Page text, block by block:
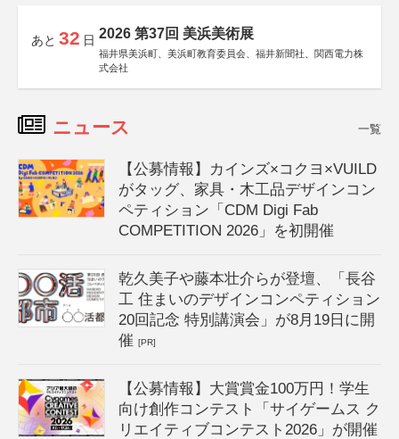
あと 32 日 2026 第37回 美浜美術展
福井県美浜町、美浜町教育委員会、福井新聞社、関西電力株
式会社
ニュース 一覧
【公募情報】カインズ×コクヨ×VUILD
がタッグ、家具・木工品デザインコン
ペティション「CDM Digi Fab
COMPETITION 2026」を初開催
乾久美子や藤本壮介らが登壇、「長谷
工 住まいのデザインコンペティション
20回記念 特別講演会」が8月19日に開
催[PR]
【公募情報】大賞賞金100万円！学生
向け創作コンテスト「サイゲームス ク
リエイティブコンテスト2026」が開催